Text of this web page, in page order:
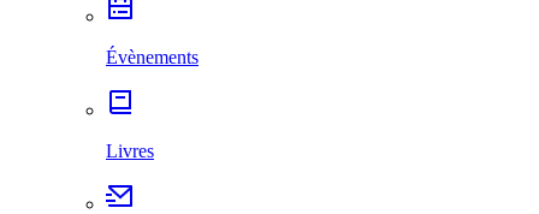
Évènements
Livres